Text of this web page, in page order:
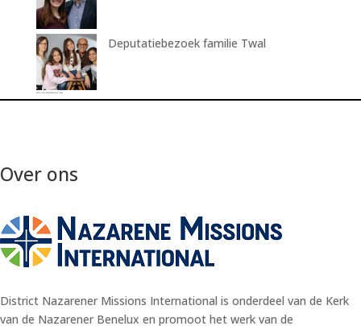
Deputatiebezoek familie Twal
Over ons
District Nazarener Missions International is onderdeel van de Kerk
van de Nazarener Benelux en promoot het werk van de